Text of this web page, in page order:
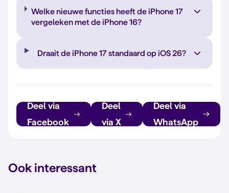
Welke nieuwe functies heeft de iPhone 17
vergeleken met de iPhone 16?
Draait de iPhone 17 standaard op iOS 26?
Deel via
Facebook
Deel
via X
Deel via
WhatsApp
Ook interessant